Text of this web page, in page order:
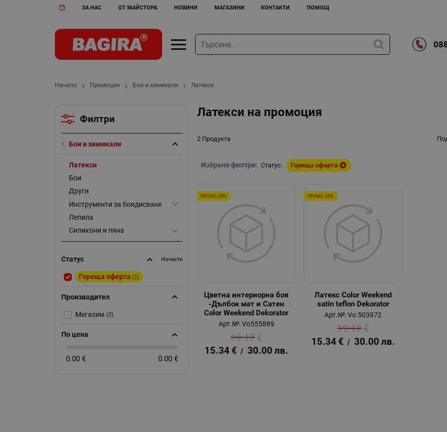
ЗА НАС ОТ МАЙСТОРА НОВИНИ МАГАЗИНИ КОНТАКТИ ПОМОЩ
Начало Промоции Бои и химикали Латекси
Латекси на промоция
2 Продукта
Избрани филтри: Статус: Гореща оферта
Цветна интериорна боя
-Дълбок мат и Сатен
Color Weekend Dekorator
Арт.№: Vo555889
19.17 €
15.34 € / 30.00 лв.
ПРОМО -20%
Латекс Color Weekend
satin teflon Dekorator
Арт.№: Vo 503972
19.17 €
15.34 € / 30.00 лв.
ПРОМО -20%
Филтри
Бои и химикали
Латекси
Бои
Други
Инструменти за боядисване
Лепила
Силикони и пяна
Статус Изчисти
Гореща оферта (2)
Производител
Мегахим (2)
По цена
0.00 € 0.00 €